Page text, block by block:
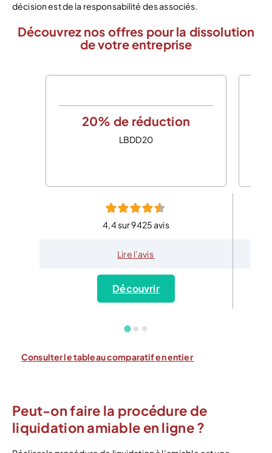
décision est de la responsabilité des associés.
Découvrez nos offres pour la dissolution
de votre entreprise
20% de réduction
LBDD20
4,4 sur 9425 avis
Lire l’avis
Découvrir
Consulter le tableau comparatif en entier
Peut-on faire la procédure de
liquidation amiable en ligne ?